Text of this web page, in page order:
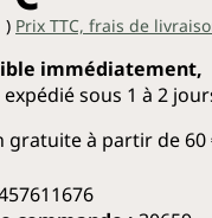
) Prix TTC, frais de
immédiatement,
sous 1 à 2
gratuite à partir de 60